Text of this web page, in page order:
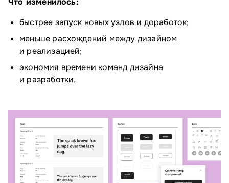
быстрее запуск новых узлов и доработок;
меньше расхождений между дизайном
и реализацией;
экономия времени команд дизайна
и разработки.